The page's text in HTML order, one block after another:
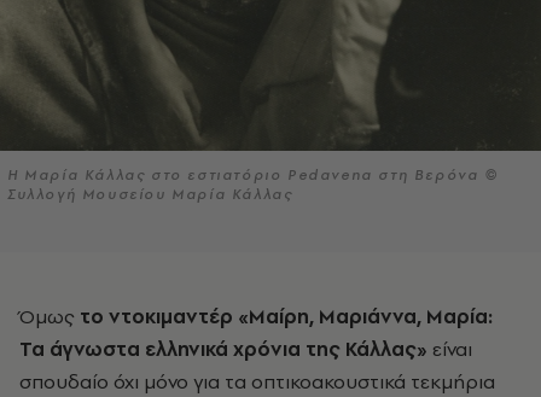
Η Μαρία Κάλλας στο εστιατόριο Pedavena στη Βερόνα ©
Συλλογή Μουσείου Μαρία Κάλλας
Όμως το ντοκιμαντέρ «Μαίρη, Μαριάννα, Μαρία:
Τα άγνωστα ελληνικά χρόνια της Κάλλας» είναι
σπουδαίο όχι μόνο για τα οπτικοακουστικά τεκμήρια